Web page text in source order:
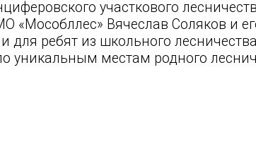
участкового
«Мособллес» Вячеслав Соляков и
ребят из школьного лесничества
уникальным местам родного